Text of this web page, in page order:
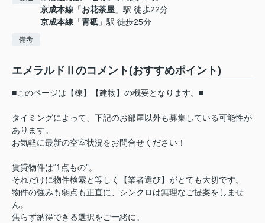
京成本線 「お花茶屋 」駅 徒歩22分
京成本線 「青砥 」駅 徒歩25分
備考
エメラルドⅡのコメント(おすすめポイント)
■このページは【棟】【建物】の概要となります。■
タイミングによって、下記のお部屋以外も募集している可能性が
あります。
お気軽に最新の空室状況をお問合せください！
賃貸物件は“1点もの”。
それだけに物件検索と等しく【業者選び】がとても大切です。
物件の強みも弱点も正直に、シンクロは無理なご提案をしませ
ん。
焦らず納得できる選択をご一緒に。